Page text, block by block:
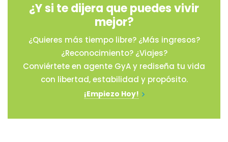
¿Y si te dijera que puedes vivir
mejor?
¿Quieres más tiempo libre? ¿Más ingresos?
¿Reconocimiento? ¿Viajes?
Conviértete en agente GyA y rediseña tu vida
con libertad, estabilidad y propósito.
¡Empiezo Hoy!